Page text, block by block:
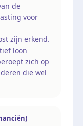
de
voor
zijn erkend.
loon
zich op
die wel